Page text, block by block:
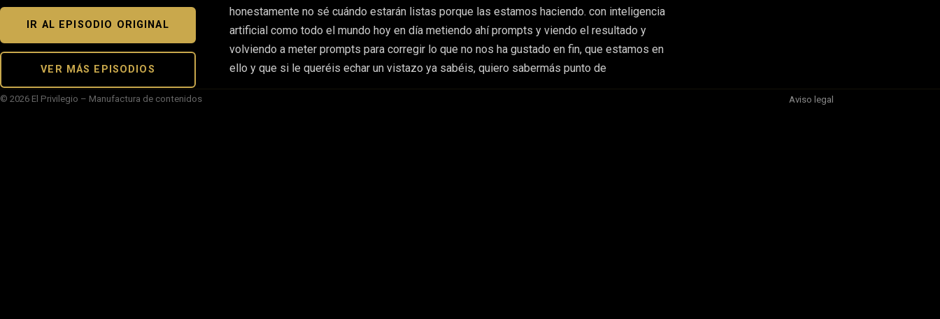
IR AL EPISODIO ORIGINAL
VER MÁS EPISODIOS
honestamente no sé cuándo estarán listas porque las estamos haciendo. con inteligencia
artificial como todo el mundo hoy en día metiendo ahí prompts y viendo el resultado y
volviendo a meter prompts para corregir lo que no nos ha gustado en fin, que estamos en
ello y que si le queréis echar un vistazo ya sabéis, quiero sabermás punto de
© 2026 El Privilegio – Manufactura de contenidos Aviso legal